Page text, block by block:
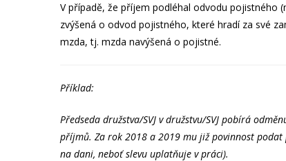
V případě, že příjem podléhal odvodu pojistného
zvýšená o odvod pojistného, které hradí za své
mzda, tj. mzda navýšená o pojistné.
Příklad:
Předseda družstva/SVJ v družstvu/SVJ pobírá
příjmů. Za rok 2018 a 2019 mu již povinnost podat
na dani, neboť slevu uplatňuje v práci).